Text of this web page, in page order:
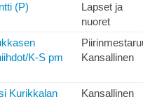
(P)
Lapset ja
nuoret
K-S pm
Kansallinen
Kurikkalan
Kansallinen